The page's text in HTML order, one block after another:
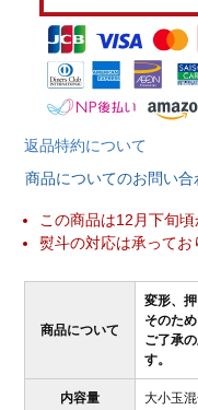
返品特約について
商品についてのお問い合
この商品は12月下旬頃
熨斗の対応は承ってお
商品について
変形、
そのた
ご了承
す。
内容量 大小玉